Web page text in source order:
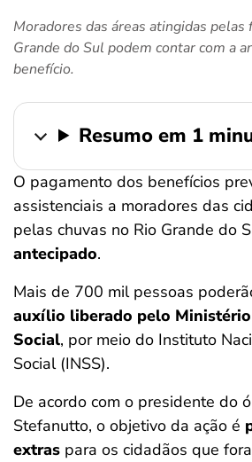
ferramentas
Moradores das áreas atingidas pelas
Grande do Sul podem contar com a
benefício.
Resumo em 1
O pagamento dos benefícios
assistenciais a moradores das
pelas chuvas no Rio Grande do
antecipado.
Mais de 700 mil pessoas
auxílio liberado pelo
Social, por meio do Instituto
Social (INSS).
De acordo com o presidente do
Stefanutto, o objetivo da ação é
extras para os cidadãos que